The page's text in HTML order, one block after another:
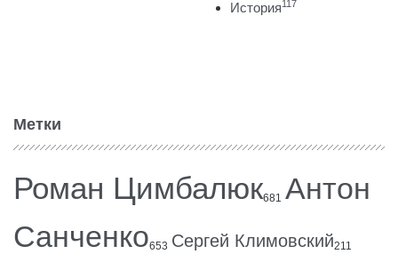
История117
Метки
Роман Цимбалюк681 Антон
Санченко653 Сергей Климовский211